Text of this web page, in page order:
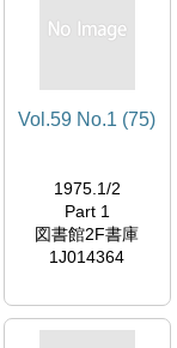
Vol.59 No.1 (75)
1975.1/2
Part 1
図書館2F書庫
1J014364